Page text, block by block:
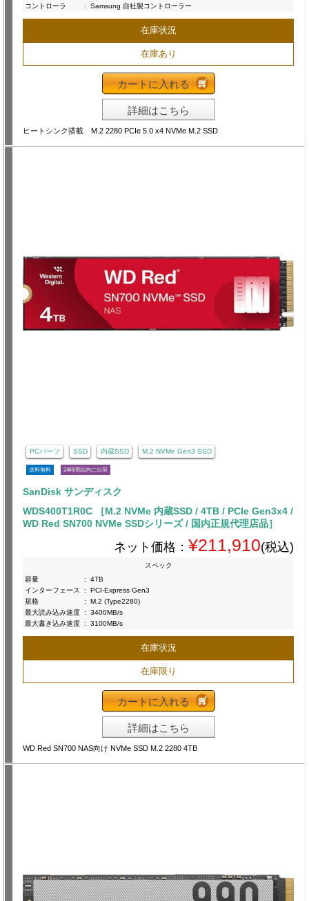
コントローラ
: Samsung 自社製コントローラー
在庫状況
在庫あり
カートに入れる
詳細はこちら
ヒートシンク搭載 M.2 2280 PCIe 5.0 x4 NVMe M.2 SSD
PCパーツ SSD 内蔵SSD M.2 NVMe Gen3 SSD
送料無料 24時間以内に出荷
SanDisk サンディスク
WDS400T1R0C ［M.2 NVMe 内蔵SSD / 4TB / PCIe Gen3x4 /
WD Red SN700 NVMe SSDシリーズ / 国内正規代理店品］
ネット価格： ¥211,910(税込)
スペック
容量
:
4TB
インターフェース
:
PCI-Express Gen3
規格
:
M.2 (Type2280)
最大読み込み速度 :
3400MB/s
最大書き込み速度 : 3100MB/s
在庫状況
在庫限り
カートに入れる
詳細はこちら
WD Red SN700 NAS向け NVMe SSD M.2 2280 4TB